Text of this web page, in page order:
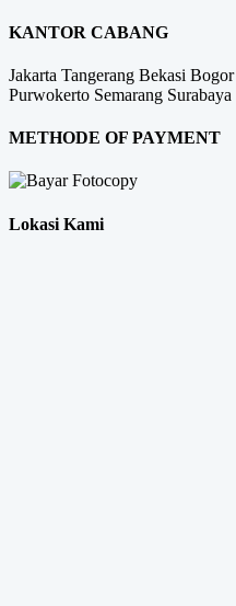
KANTOR CABANG
Jakarta Tangerang Bekasi Bogor
Purwokerto Semarang Surabaya
METHODE OF PAYMENT
Lokasi Kami